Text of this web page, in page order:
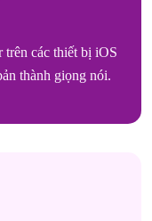
trên các thiết bị iOS
thành giọng nói.